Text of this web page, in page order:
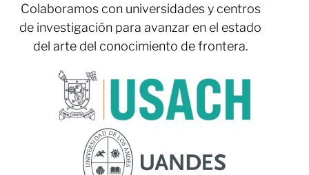
Colaboramos con universidades y centros
de investigación para avanzar en el estado
del arte del conocimiento de frontera.